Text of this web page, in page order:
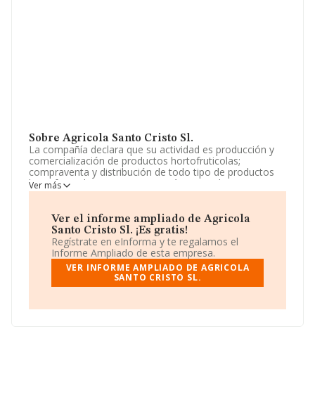
Sobre Agricola Santo Cristo Sl.
La compañía declara que su actividad es producción y
comercialización de productos hortofruticolas;
compraventa y distribución de todo tipo de productos
hortofruticolas. La empresa está registrada como
Sociedad Limitada. Su CNAE corresponde a 4631 con
La empresa no tiene actividad en mercados exteriores.
De acuerdo con la Recomendación 2003/361/CE de la
Comisión, de 6 de mayo de 2003, sobre la definición de
microempresas, pequeñas y medianas empresas, la
compañía reúne los requisitos de una microempresa. Ha
tenido el mismo número de profesionales y teniendo en
contado con un número de empleados inferior a la
Ver más
Ver el informe ampliado de Agricola
Santo Cristo Sl. ¡Es gratis!
Regístrate en eInforma y te regalamos el
Informe Ampliado de esta empresa.
VER INFORME AMPLIADO DE AGRICOLA
SANTO CRISTO SL.